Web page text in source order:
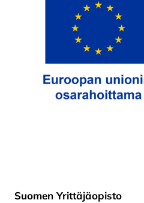
Suomen Yrittäjäopisto